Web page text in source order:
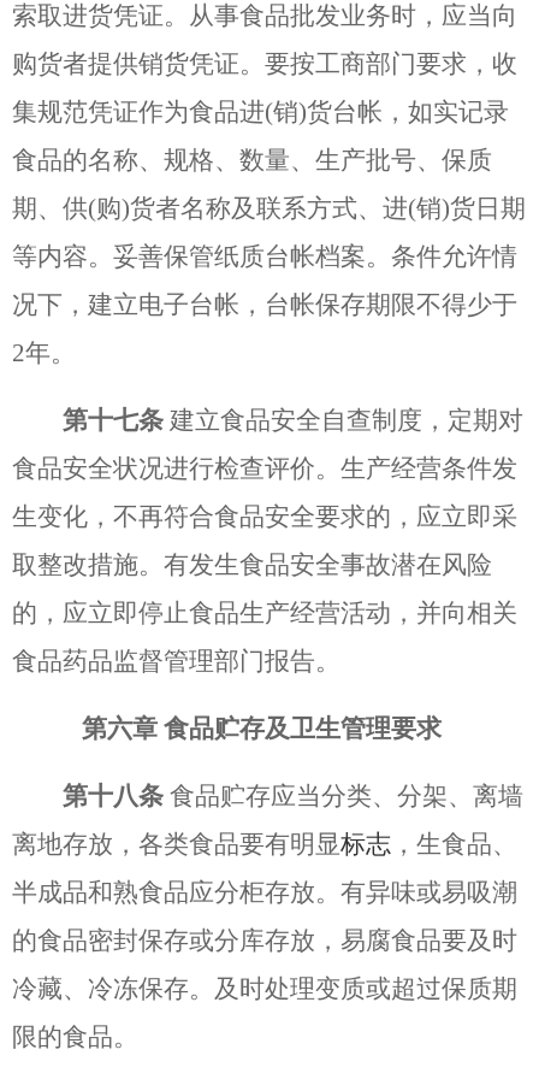
索取进货凭证。从事食品批发业务时，应当向
购货者提供销货凭证。要按工商部门要求，收
集规范凭证作为食品进(销)货台帐，如实记录
食品的名称、规格、数量、生产批号、保质
期、供(购)货者名称及联系方式、进(销)货日期
等内容。妥善保管纸质台帐档案。条件允许情
况下，建立电子台帐，台帐保存期限不得少于
2年。
第十七条 建立食品安全自查制度，定期对
食品安全状况进行检查评价。生产经营条件发
生变化，不再符合食品安全要求的，应立即采
取整改措施。有发生食品安全事故潜在风险
的，应立即停止食品生产经营活动，并向相关
食品药品监督管理部门报告。
第六章 食品贮存及卫生管理要求
第十八条 食品贮存应当分类、分架、离墙
离地存放，各类食品要有明显标志 ，生食品、
半成品和熟食品应分柜存放。有异味或易吸潮
的食品密封保存或分库存放，易腐食品要及时
冷藏、冷冻保存。及时处理变质或超过保质期
限的食品。